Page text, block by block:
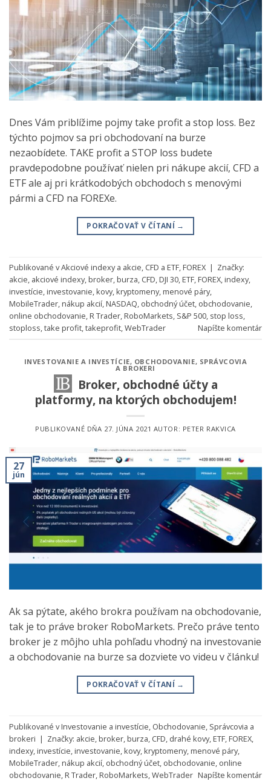
Dnes Vám priblížime pojmy take profit a stop loss. Bez
týchto pojmov sa pri obchodovaní na burze
nezaobídete. TAKE profit a STOP loss budete
pravdepodobne používať nielen pri nákupe akcií, CFD a
ETF ale aj pri krátkodobých obchodoch s menovými
pármi a CFD na FOREXe.
POKRAČOVAŤ V ČÍTANÍ →
Publikované vAkciové indexy a akcie, CFD a ETF,FOREX | Značky:
akcie, akciové indexy,broker,burza, CFD,DJI 30,ETF,FOREX,indexy,
investície,investovanie,kovy,kryptomeny,menové páry,
MobileTrader,nákup akcií,NASDAQ, obchodný účet, obchodovanie,
online obchodovanie,R Trader,RoboMarkets, S&P 500, stop loss,
stoploss,take profit,takeprofit,WebTrader Napíšte komentár
INVESTOVANIE A INVESTÍCIE, OBCHODOVANIE, SPRÁVCOVIA
A BROKERI
Broker, obchodné účty a
platformy, na ktorých obchodujem!
PUBLIKOVANÉ DŇA 27. JÚNA 2021 AUTOR: PETER RAKVICA
27
jún
Ak sa pýtate, akého brokra používam na obchodovanie,
tak je to práve broker RoboMarkets. Prečo práve tento
broker je z môjho uhla pohľadu vhodný na investovanie
a obchodovanie na burze sa dozviete vo videu v článku!
POKRAČOVAŤ V ČÍTANÍ →
Publikované vInvestovanie a investície Obchodovanie Správcovia a
brokeri | Značky: akcie broker burza CFD drahé kovy, ETF FOREX
indexy, investície investovanie kovy, kryptomeny, menové páry,
MobileTrader nákup akcií obchodný účet obchodovanie online
obchodovanie R Trader RoboMarkets WebTrader Napíšte komentár